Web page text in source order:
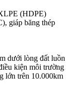
(HDPE)
giáp băng thép
dưới lòng đất luồn
kiện môi trường
lớn trên 10.000km